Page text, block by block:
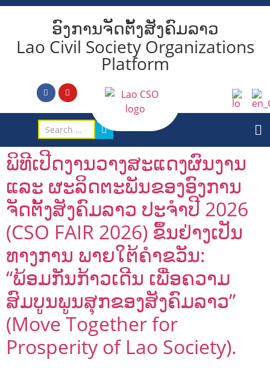
ອົງການຈັດຕັ້ງສັງຄົມລາວ
Lao Civil Society Organizations
Platform
ພິທີເປີດງານວາງສະແດງຜົນງານ
ແລະ ຜະລິດຕະພັນຂອງອົງການ
ຈັດຕັ້ງສັງຄົມລາວ ປະຈຳປີ 2026
(CSO FAIR 2026) ຂຶ້ນຢ່າງເປັນ
ທາງການ ພາຍໃຕ້ຄຳຂວັນ:
“ພ້ອມກັນກ້າວເດີນ ເພື່ອຄວາມ
ສົມບູນພູນສຸກຂອງສັງຄົມລາວ”
(Move Together for
Prosperity of Lao Society).